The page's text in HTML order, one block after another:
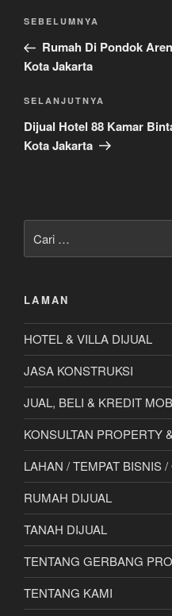
Navigasi
Pos
Sebelumnya
SEBELUMNYA
Rumah Di Pondok
Kota Jakarta
Pos
Selanjutnya
SELANJUTNYA
Dijual Hotel 88 Kamar
Kota Jakarta
untuk:
LAMAN
HOTEL & VILLA DIJUAL
JASA KONSTRUKSI
JUAL, BELI & KREDIT
KONSULTAN PROPERTY
LAHAN / TEMPAT BISNIS
RUMAH DIJUAL
TANAH DIJUAL
TENTANG GERBANG
TENTANG KAMI